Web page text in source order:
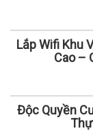
Lắp Wifi Khu
Cao –
Độc Quyền